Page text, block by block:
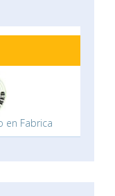
en Fabrica